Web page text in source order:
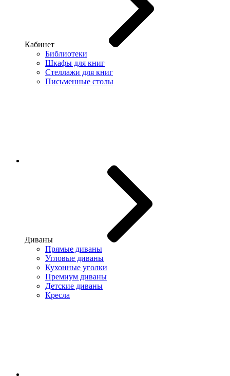
Кабинет
Библиотеки
Шкафы для книг
Стеллажи для книг
Письменные столы
Диваны
Прямые диваны
Угловые диваны
Кухонные уголки
Премиум диваны
Детские диваны
Кресла